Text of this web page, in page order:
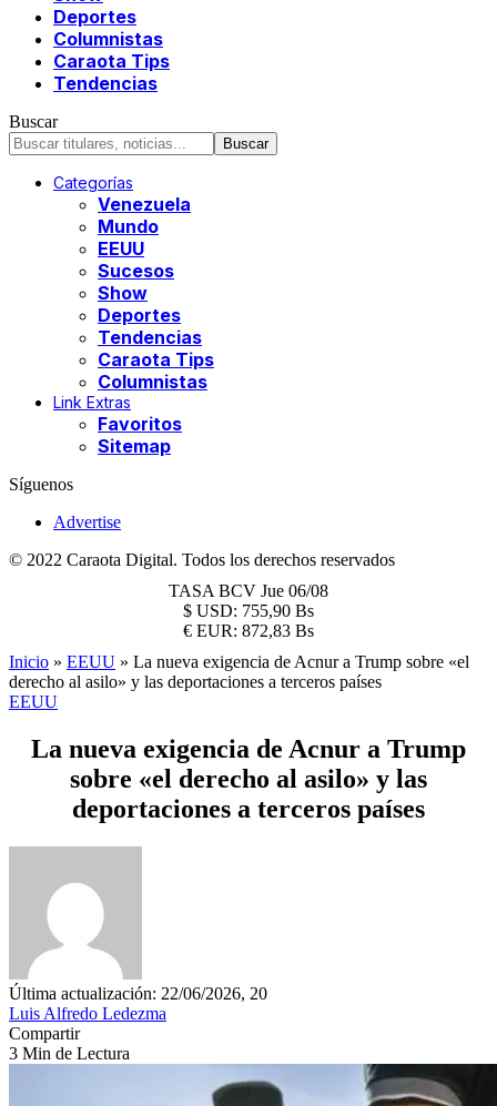
Deportes
Columnistas
Caraota Tips
Tendencias
Buscar
Categorías
Venezuela
Mundo
EEUU
Sucesos
Show
Deportes
Tendencias
Caraota Tips
Columnistas
Link Extras
Favoritos
Sitemap
Síguenos
Advertise
© 2022 Caraota Digital. Todos los derechos reservados
TASA BCV Jue 06/08
$ USD: 755,90 Bs
€ EUR: 872,83 Bs
Inicio » EEUU » La nueva exigencia de Acnur a Trump sobre «el
derecho al asilo» y las deportaciones a terceros países
EEUU
La nueva exigencia de Acnur a Trump
sobre «el derecho al asilo» y las
deportaciones a terceros países
Última actualización: 22/06/2026, 20
Luis Alfredo Ledezma
Compartir
3 Min de Lectura